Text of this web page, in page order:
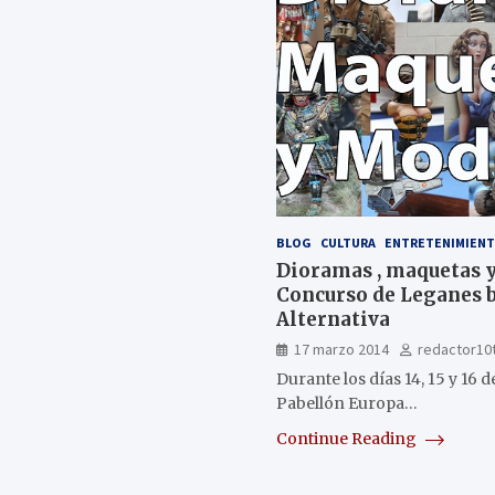
BLOG CULTURA
Dioramas , maquetas
Concurso de Leganes
Alternativa
17 marzo 2014
Durante los días 14, 15 y 16
Pabellón Europa…
Continue Reading